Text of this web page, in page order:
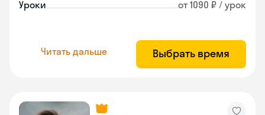
Уроки от 1090 ₽ / урок
Читать дальше Выбрать время